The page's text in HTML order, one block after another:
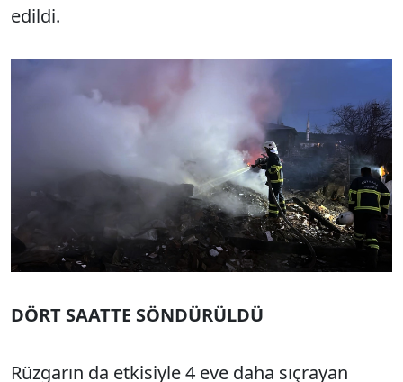
edildi.
DÖRT SAATTE SÖNDÜRÜLDÜ
Rüzgarın da etkisiyle 4 eve daha sıçrayan